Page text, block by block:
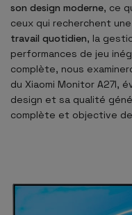
son design moderne, ce
ceux qui recherchent une
travail quotidien, la
performances de jeu
complète, nous
du Xiaomi Monitor A27I,
design et sa qualité
complète et objective